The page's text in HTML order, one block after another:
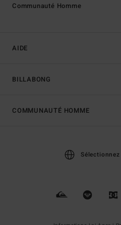
AIDE
BILLABONG
Communauté Homme
COMMUNAUTÉ HOMME